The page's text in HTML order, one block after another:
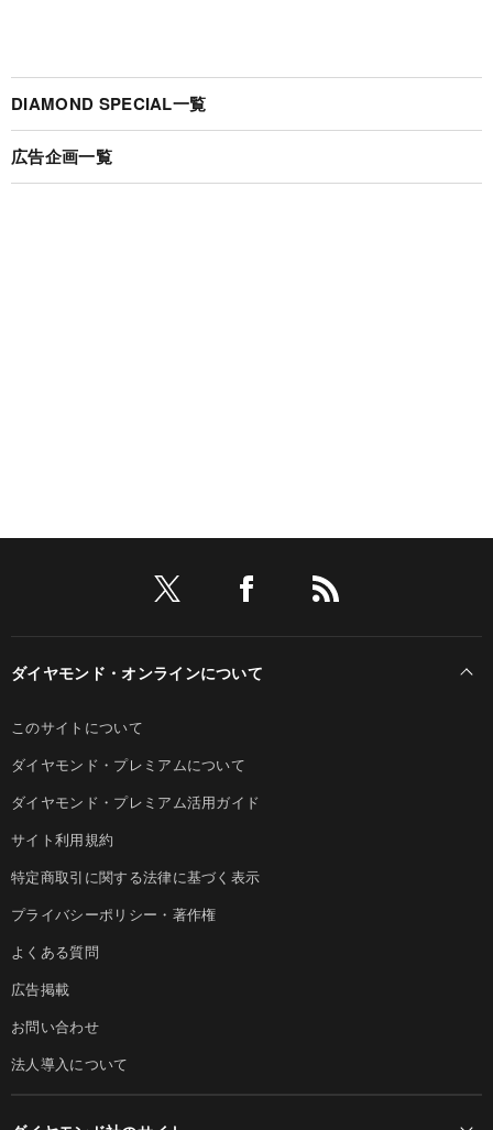
DIAMOND SPECIAL一覧
広告企画一覧
ダイヤモンド・オンラインについて
このサイトについて
ダイヤモンド・プレミアムについて
ダイヤモンド・プレミアム活用ガイド
サイト利用規約
特定商取引に関する法律に基づく表示
プライバシーポリシー・著作権
よくある質問
広告掲載
お問い合わせ
法人導入について